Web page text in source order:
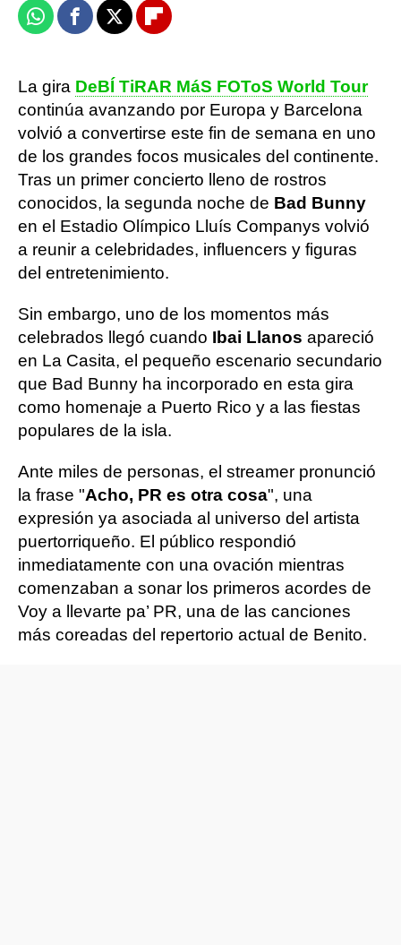
WhatsappFacebook
X Flipboard
La gira DeBÍ TiRAR MáS FOToS World Tour
continúa avanzando por Europa y Barcelona
volvió a convertirse este fin de semana en uno
de los grandes focos musicales del continente.
Tras un primer concierto lleno de rostros
conocidos, la segunda noche de Bad Bunny
en el Estadio Olímpico Lluís Companys volvió
a reunir a celebridades, influencers y figuras
del entretenimiento.
Sin embargo, uno de los momentos más
celebrados llegó cuando Ibai Llanos apareció
en La Casita, el pequeño escenario secundario
que Bad Bunny ha incorporado en esta gira
como homenaje a Puerto Rico y a las fiestas
populares de la isla.
Ante miles de personas, el streamer pronunció
la frase "Acho, PR es otra cosa", una
expresión ya asociada al universo del artista
puertorriqueño. El público respondió
inmediatamente con una ovación mientras
comenzaban a sonar los primeros acordes de
Voy a llevarte pa’ PR, una de las canciones
más coreadas del repertorio actual de Benito.